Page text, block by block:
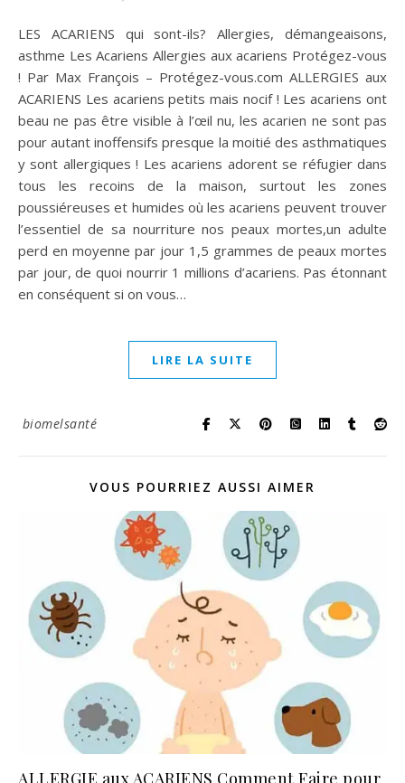
LES ACARIENS qui sont-ils? Allergies, démangeaisons,
asthme Les Acariens Allergies aux acariens Protégez-vous
! Par Max François – Protégez-vous.com ALLERGIES aux
ACARIENS Les acariens petits mais nocif ! Les acariens ont
beau ne pas être visible à l’œil nu, les acarien ne sont pas
pour autant inoffensifs presque la moitié des asthmatiques
y sont allergiques ! Les acariens adorent se réfugier dans
tous les recoins de la maison, surtout les zones
poussiéreuses et humides où les acariens peuvent trouver
l’essentiel de sa nourriture nos peaux mortes,un adulte
perd en moyenne par jour 1,5 grammes de peaux mortes
par jour, de quoi nourrir 1 millions d’acariens. Pas étonnant
en conséquent si on vous…
LIRE LA SUITE
biomelsanté
VOUS POURRIEZ AUSSI AIMER
ALLERGIE aux ACARIENS Comment Faire pour